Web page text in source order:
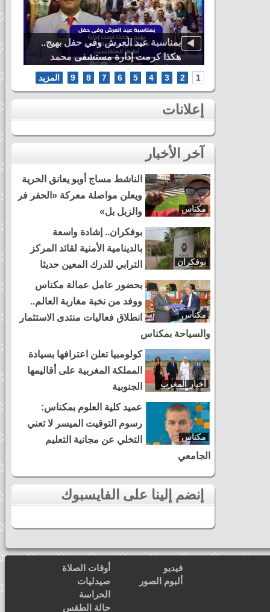
بمناسبة عيد العرش وفي حفل بهيج..
هكذا كرمت إدارة مستشفى محمد
الخامس أطرها المتقاعدين
1
2
3
4
5
6
7
8
9 المزيد
مكناس
الناشط مساج أوبو يعانق الحرية
ويعلن مواصلة معركة «الحفر فر
والزبل بل»
بوفكران
بوفكران.. إشادة واسعة
بالدينامية الأمنية لقائد المركز
الترابي للدرك المعين حديثا
مكناس
بحضور عامل عمالة مكناس
ووفد من نخبة مغاربة العالم..
انطلاق فعاليات منتدى الاستثمار
والسياحة بمكناس
أخبار المغرب
كولومبيا تعلن اعترافها بسيادة
المملكة المغربية على أقاليمها
الجنوبية
مكناس
عميد كلية العلوم بمكناس:
رسوم التوقيت الميسر لا تعني
التخلي عن مجانية التعليم
الجامعي
فيديو
ألبوم الصور
أوقات الصلاة
صيدليات
الحراسة
حالة الطقس